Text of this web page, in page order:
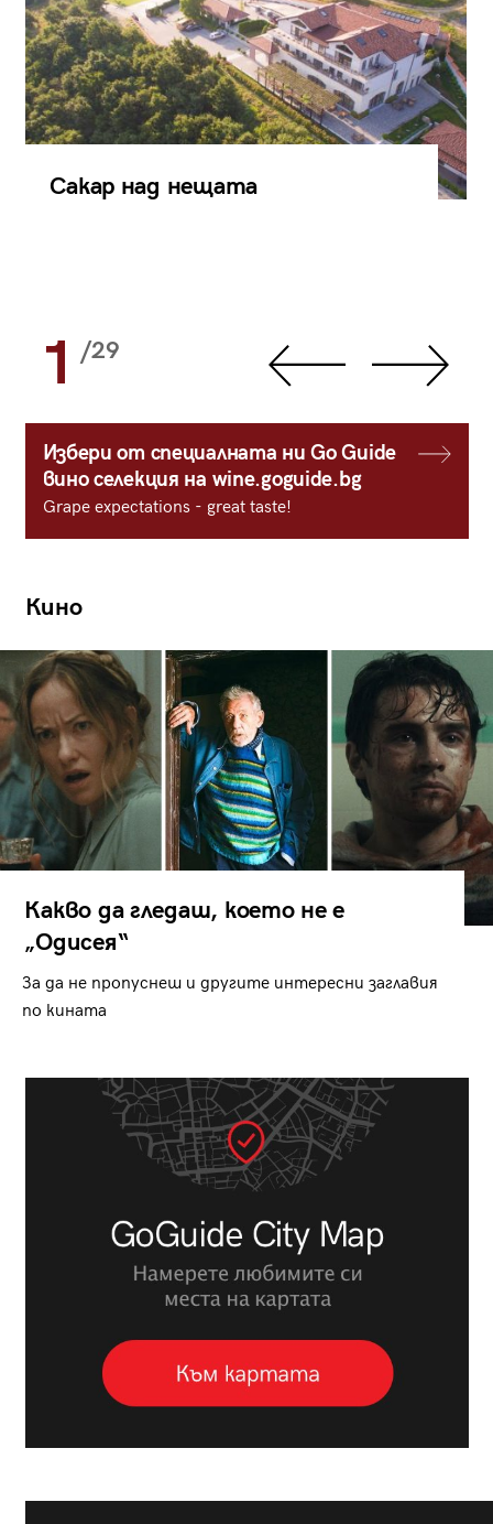
Сакар над нещата
1 /29
Избери от специалната ни Go Guide
вино селекция на wine.goguide.bg
Grape expectations - great taste!
Кино
Какво да гледаш, което не е
„Одисея“
За да не пропуснеш и другите интересни заглавия
по кината